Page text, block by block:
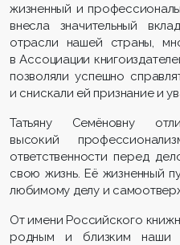
жизненный и
внесла значительный
отрасли нашей страны,
в Ассоциации
позволяли успешно
и снискали ей признание и
Татьяну Семёновну
высокий
ответственности перед
свою жизнь. Её жизненный
любимому делу и
От имени Российского
родным и близким наши